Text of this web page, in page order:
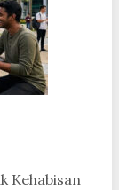
Kehabisan